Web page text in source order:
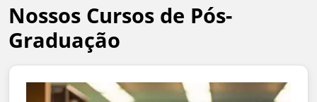
Nossos Cursos de Pós-
Graduação